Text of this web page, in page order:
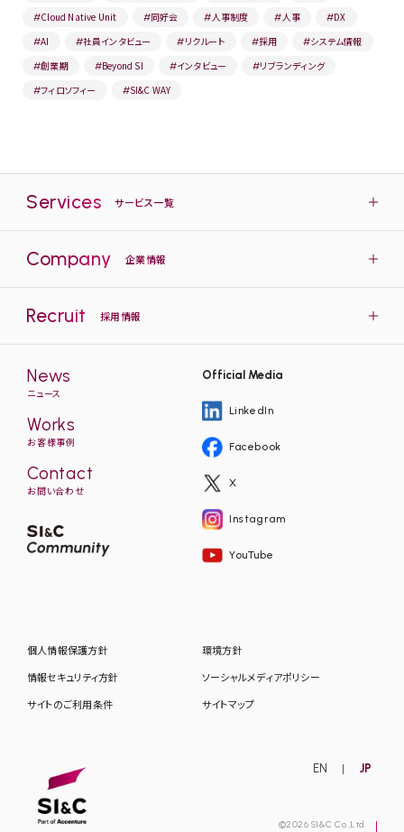
#Cloud Native Unit #同好会 # 人事制度 # 人事 #DX
#AI #社員インタビュー #リクルート #採用 #システム情報
#創業期 #Beyond SI #インタビュー #リブランディング
#フィロソフィー #SI&C WAY
Services サービス一覧
Company 企業情報
Recruit 採用情報
News
ニュース
Works
お客様事例
Contact
お問い合わせ
EN JP
Official Media
LinkedIn
Facebook
X
Instagram
YouTube
個人情報保護方針 環境方針
情報セキュリティ方針 ソーシャルメディアポリシー
サイトのご利用条件 サイトマップ
©2026 SI&C Co.,Ltd.